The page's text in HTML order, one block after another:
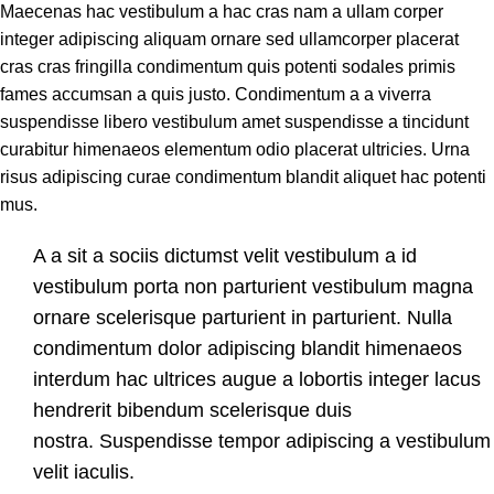
Maecenas hac vestibulum a hac cras nam a ullam corper
integer adipiscing aliquam ornare sed ullamcorper placerat
cras cras fringilla condimentum quis potenti sodales primis
fames accumsan a quis justo. Condimentum a a viverra
suspendisse libero vestibulum amet suspendisse a tincidunt
curabitur himenaeos elementum odio placerat ultricies. Urna
risus adipiscing curae condimentum blandit aliquet hac potenti
mus.
A a sit a sociis dictumst velit vestibulum a id
vestibulum porta non parturient vestibulum magna
ornare scelerisque parturient in parturient. Nulla
condimentum dolor adipiscing blandit himenaeos
interdum hac ultrices augue a lobortis integer lacus
hendrerit bibendum scelerisque duis
nostra. Suspendisse tempor adipiscing a vestibulum
velit iaculis.